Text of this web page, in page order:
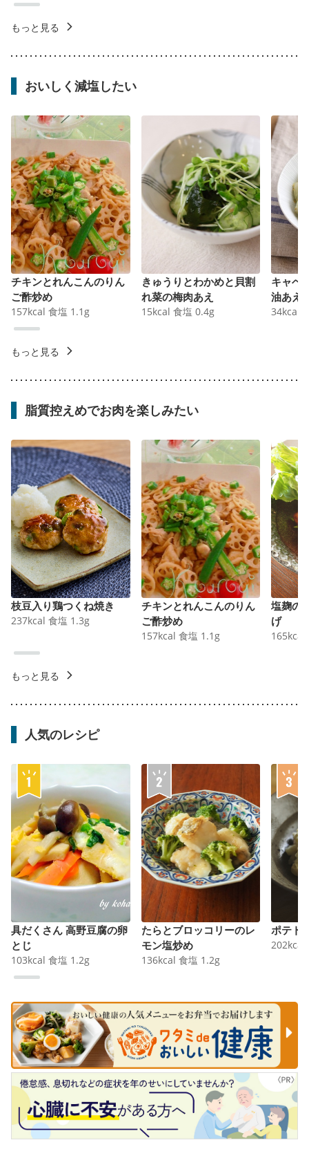
もっと見る
おいしく減塩したい
チキンとれんこんのりん
ご酢炒め
157kcal 食塩 1.1 g
きゅうりとわかめと貝割
れ菜の梅肉あえ
15kcal 食塩 0.4g
キャベ
油あえ
34kcal
もっと見る
脂質控えめでお肉を楽しみたい
枝豆入り鶏つくね焼き
237kcal 食塩 1.3g
チキンとれんこんのりん
ご酢炒め
157kcal 食塩 1.1 g
塩麹の
げ
165kcal
もっと見る
人気のレシピ
具だくさん 高野豆腐の卵
とじ
103kcal 食塩 1.2g
たらとブロッコリーのレ
モン塩炒め
136kcal 食塩 1.2g
ポテト
202kcal